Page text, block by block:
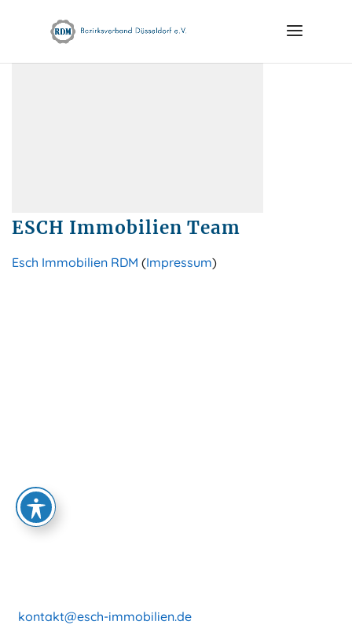
ESCH Immobilien Team
Esch Immobilien RDM (Impressum)
kontakt@esch-immobilien.de